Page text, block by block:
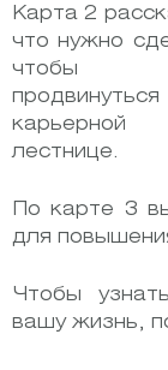
Карта 2
что нужно
чтобы
карьерной
лестнице.
По карте 3
для
Чтобы
вашу жизнь,